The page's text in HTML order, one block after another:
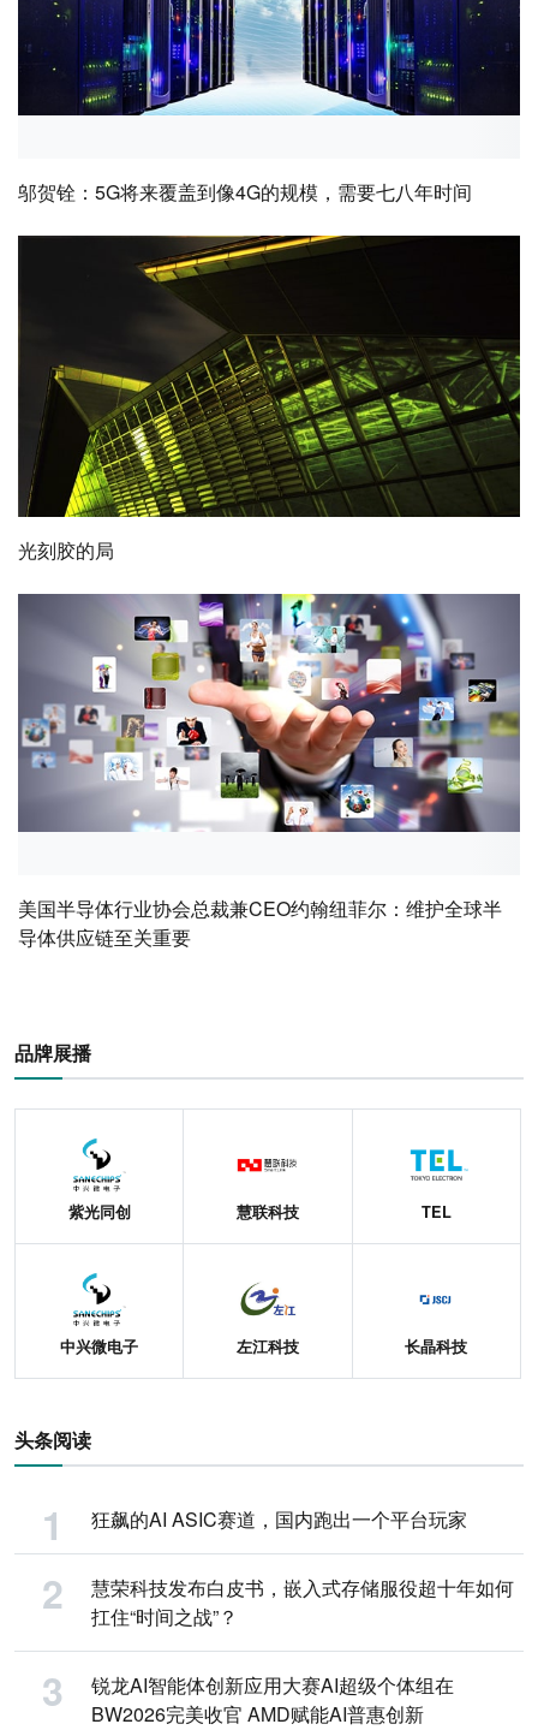
邬贺铨：5G将来覆盖到像4G的规模，需要七八年时间
光刻胶的局
美国半导体行业协会总裁兼CEO约翰纽菲尔：维护全球半
导体供应链至关重要
品牌展播
紫光同创 慧联科技 TEL
中兴微电子 左江科技 长晶科技
头条阅读
狂飙的AI ASIC赛道，国内跑出一个平台玩家
慧荣科技发布白皮书，嵌入式存储服役超十年如何
扛住“时间之战”？
锐龙AI智能体创新应用大赛AI超级个体组在
BW2026完美收官 AMD赋能AI普惠创新